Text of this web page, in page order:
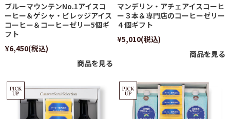
ブルーマウンテンNo.1アイスコ
ーヒー＆ゲシャ・ビレッジアイス
コーヒー＆コーヒーゼリー5個ギ
フト
¥6,450(税込)
商品を見る
マンデリン・アチェアイスコーヒ
ー３本＆専門店のコーヒーゼリー
４個ギフト
¥5,010(税込)
商品を見る